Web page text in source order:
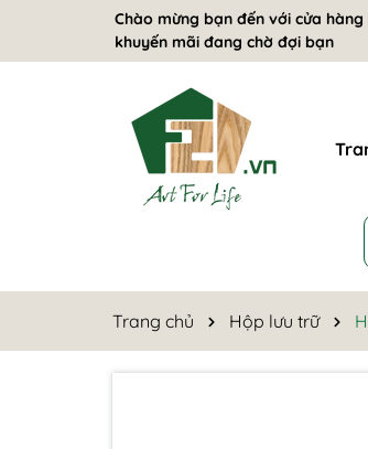
Chào mừng bạn đến với cửa
khuyến mãi đang chờ đợi bạn
Trang chủ Hộp lưu trữ